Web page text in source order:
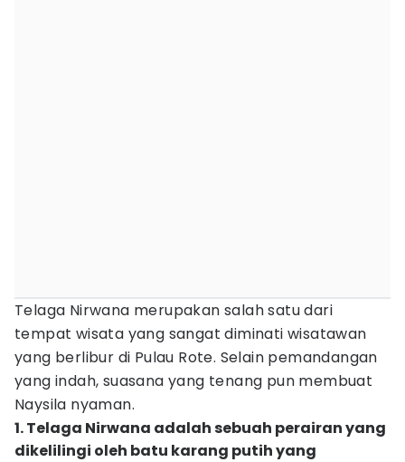
Telaga Nirwana merupakan salah satu dari
tempat wisata yang sangat diminati wisatawan
yang berlibur di Pulau Rote. Selain pemandangan
yang indah, suasana yang tenang pun membuat
Naysila nyaman.
1. Telaga Nirwana adalah sebuah perairan yang
dikelilingi oleh batu karang putih yang